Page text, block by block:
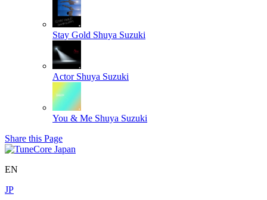
Stay Gold Shuya Suzuki
Actor Shuya Suzuki
You & Me Shuya Suzuki
Share this Page
EN
JP